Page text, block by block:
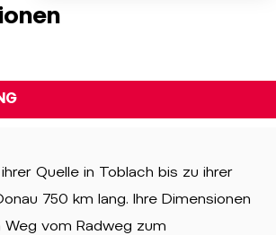
Quelle in Toblach bis zu ihrer
750 km lang. Ihre Dimensionen
vom Radweg zum